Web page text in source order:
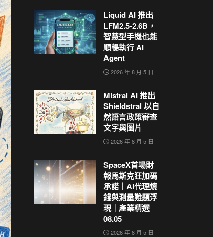
Liquid AI 推出
LFM2.5-2.6B，
智慧型手機也能
順暢執行 AI
Agent
2026 年 8 月 5 日
Mistral AI 推出
Shieldstral 以自
然語言政策審查
文字與圖片
2026 年 8 月 5 日
SpaceX首場財
報馬斯克狂加碼
承諾｜AI代理燒
錢與測量難題浮
現｜產業精選
08.05
2026 年 8 月 5 日